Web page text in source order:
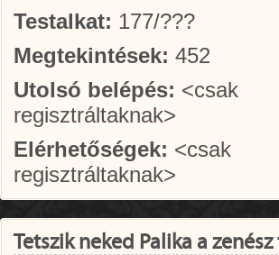
Testalkat: 177/???
Megtekintések: 452
Utolsó belépés: <csak
regisztráltaknak>
Elérhetőségek: <csak
regisztráltaknak>
Tetszik neked Palika a